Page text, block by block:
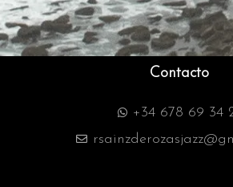
Contacto
+34 678 69 34